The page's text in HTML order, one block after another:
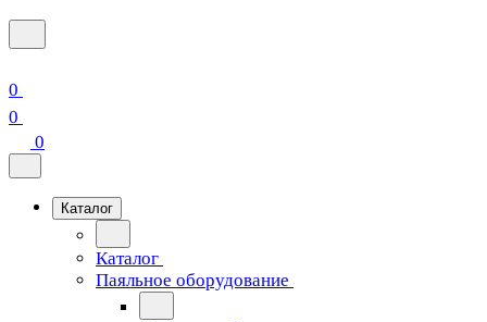
0
0
0
Каталог
Каталог
Паяльное оборудование